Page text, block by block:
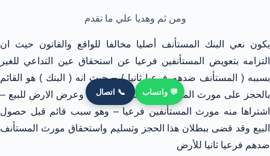
ومن ثم وهديا علي ما تقدم
يكون نعي البنك المستأنف أصليا مخالفا للواقع والقانون حيث ان
التزامه بتعويض المستأنفين فرعيا عن استحقاق عين التداعي للغير
بسببه ( المستأنف ضدهم فرعيا ثانيا ) – حيث انه ( البنك ) هو القائم
بالحجز على مورث المستأنف ضدهم فرعيا ثانيا وعرض الارض للبيع –
اشتراها منه مورث المستأنفين فرعيا – وهو سبب قائم قبل حصول
البيع وقد قضى ببطلان هذا الحجز وتسليم واستحقاق مورث المستأنف
ضدهم فرعيا ثانيا للأرض
💬 واتساب 📞 اتصال